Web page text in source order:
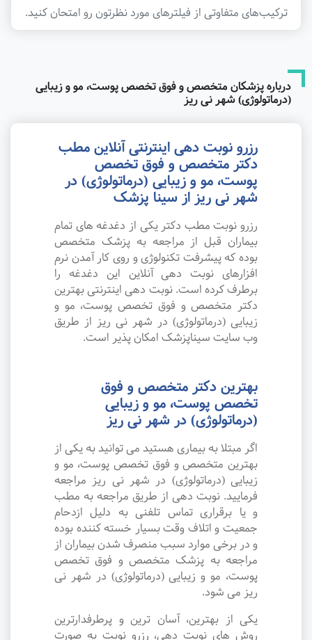
ترکیب‌های متفاوتی از فیلتر‌های مورد نظرتون رو امتحان کنید.
درباره پزشکان متخصص و فوق تخصص پوست، مو و زیبایی
(درماتولوژی) شهر نی ریز
رزرو نوبت دهی اینترنتی آنلاین مطب
دکتر متخصص و فوق تخصص
پوست، مو و زیبایی (درماتولوژی) در
شهر نی ریز از سینا پزشک
رزرو نوبت مطب دکتر یکی از دغدغه های تمام
بیماران قبل از مراجعه به پزشک متخصص
بوده که پیشرفت تکنولوژی و روی کار آمدن نرم
افزارهای نوبت دهی آنلاین این دغدغه را
برطرف کرده است. نوبت دهی اینترنتی بهترین
دکتر متخصص و فوق تخصص پوست، مو و
زیبایی (درماتولوژی) در شهر نی ریز از طریق
وب سایت سیناپزشک امکان پذیر است.
بهترین دکتر متخصص و فوق
تخصص پوست، مو و زیبایی
(درماتولوژی) در شهر نی ریز
اگر مبتلا به بیماری هستید می توانید به یکی از
بهترین متخصص و فوق تخصص پوست، مو و
زیبایی (درماتولوژی) در شهر نی ریز مراجعه
فرمایید. نوبت دهی از طریق مراجعه به مطب
و یا برقراری تماس تلفنی به دلیل ازدحام
جمعیت و اتلاف وقت بسیار خسته کننده بوده
و در برخی موارد سبب منصرف شدن بیماران از
مراجعه به پزشک متخصص و فوق تخصص
پوست، مو و زیبایی (درماتولوژی) در شهر نی
ریز می شود.
یکی از بهترین، آسان ترین و پرطرفدارترین
روش های نوبت دهی، رزرو نوبت به صورت